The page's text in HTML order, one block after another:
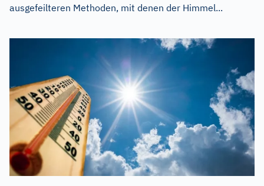
ausgefeilteren Methoden, mit denen der Himmel...